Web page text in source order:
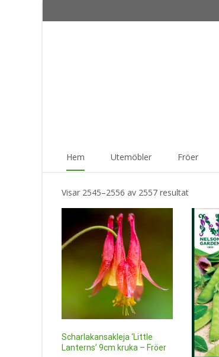
Visar 2545–2556 av 2557 resultatSortera
efter
senaste
Scharlakansakleja ‘Little
Lanterns’ 9cm kruka – Fröer